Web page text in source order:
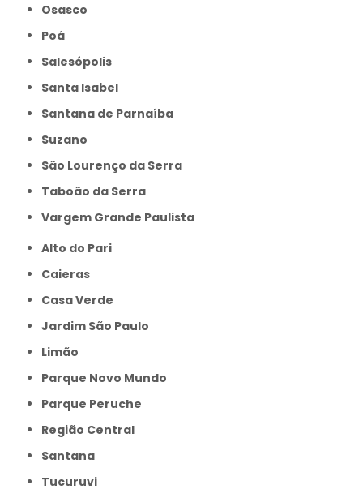
Osasco
Poá
Salesópolis
Santa Isabel
Santana de Parnaíba
Suzano
São Lourenço da Serra
Taboão da Serra
Vargem Grande Paulista
Alto do Pari
Caieras
Casa Verde
Jardim São Paulo
Limão
Parque Novo Mundo
Parque Peruche
Região Central
Santana
Tucuruvi